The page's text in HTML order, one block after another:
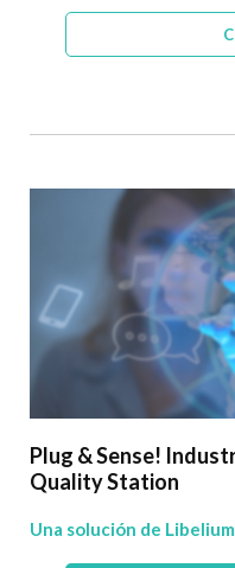
Plug & Sense!
Quality Station
Una solución de Libelium